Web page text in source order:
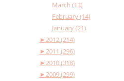
March (13)
February (14)
January (21)
►2012 (214)
►2011 (296)
►2010 (318)
►2009 (299)